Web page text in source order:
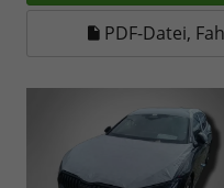
PDF-Datei,